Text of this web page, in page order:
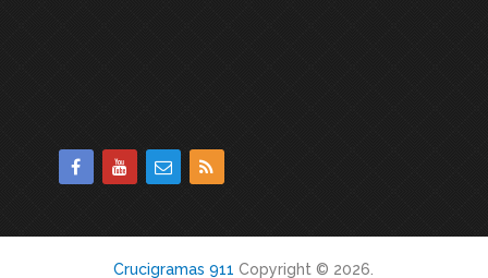
Crucigramas 911 Copyright © 2026.